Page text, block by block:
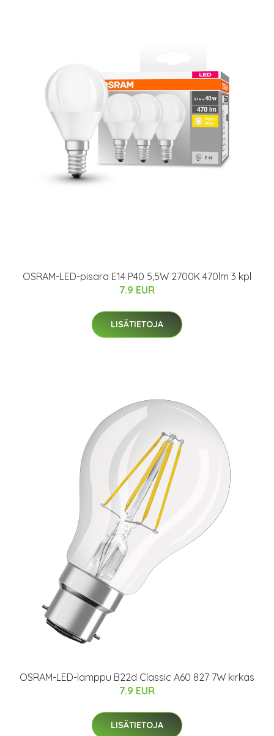
OSRAM-LED-pisara E14 P40 5,5W 2700K 470lm 3 kpl
7.9 EUR
LISÄTIETOJA
OSRAM-LED-lamppu B22d Classic A60 827 7W kirkas
7.9 EUR
LISÄTIETOJA